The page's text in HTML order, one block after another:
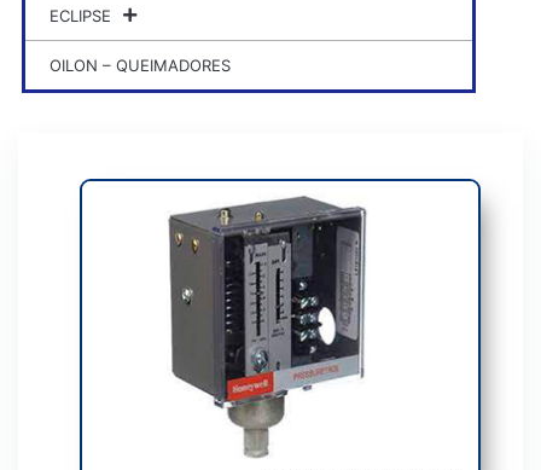
ECLIPSE
OILON – QUEIMADORES